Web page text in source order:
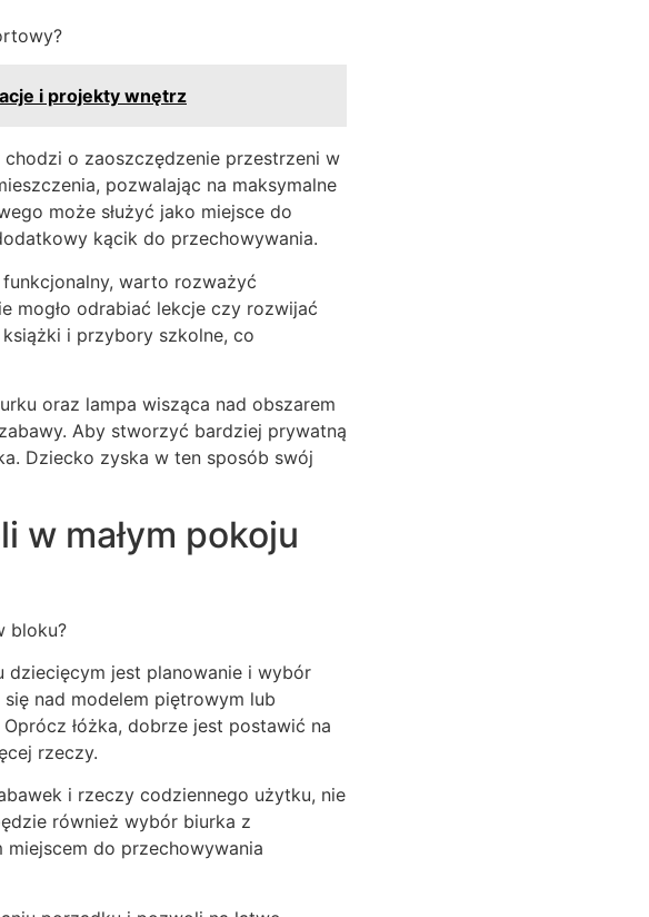
i projekty wnętrz
o zaoszczędzenie przestrzeni w
pozwalając na maksymalne
może służyć jako miejsce do
kącik do przechowywania.
warto rozważyć
mogło odrabiać lekcje czy rozwijać
i przybory szkolne, co
oraz lampa wisząca nad obszarem
Aby stworzyć bardziej prywatną
Dziecko zyska w ten sposób swój
w małym pokoju
bloku?
dziecięcym jest planowanie i wybór
nad modelem piętrowym lub
łóżka, dobrze jest postawić na
rzeczy.
i rzeczy codziennego użytku, nie
również wybór biurka z
do przechowywania